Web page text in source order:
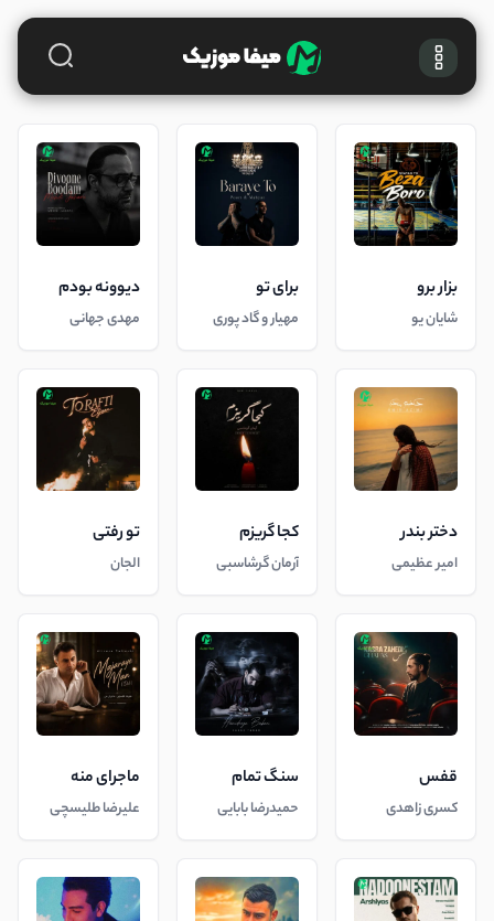
بزار برو
شایان یو
برای تو
مهیار و گاد پوری
دیوونه بودم
مهدی جهانی
دختر بندر
امیر عظیمی
کجا گریزم
آرمان گرشاسبی
تو رفتی
الجان
قفس
کسری زاهدی
سنگ تمام
حمیدرضا بابایی
ماجرای منه
علیرضا طلیسچی